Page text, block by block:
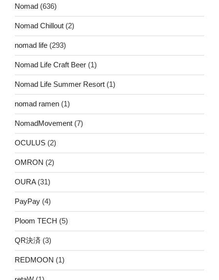
Nomad (636)
Nomad Chillout (2)
nomad life (293)
Nomad Life Craft Beer (1)
Nomad Life Summer Resort (1)
nomad ramen (1)
NomadMovement (7)
OCULUS (2)
OMRON (2)
OURA(31)
PayPay (4)
Ploom TECH (5)
QR決済 (3)
REDMOON (1)